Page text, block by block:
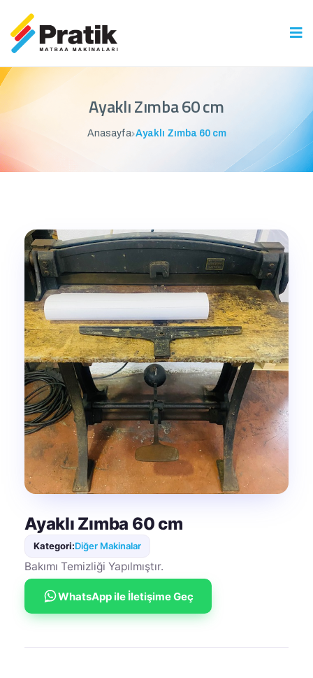
Ayaklı Zımba 60 cm
Anasayfa Ayaklı Zımba 60 cm
Ayaklı Zımba 60 cm
Kategori:Diğer Makinalar
Bakımı Temizliği Yapılmıştır.
WhatsApp ile İletişime Geç